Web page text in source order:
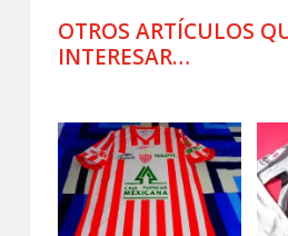
BELTRAN
cantidad
OTROS ARTÍCULOS
INTERESAR…